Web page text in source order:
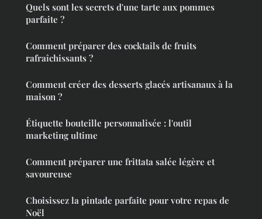
Quels sont les secrets d'une tarte aux pommes
parfaite ?
Comment préparer des cocktails de fruits
rafraîchissants ?
Comment créer des desserts glacés artisanaux à la
maison ?
Étiquette bouteille personnalisée : l'outil
marketing ultime
Comment préparer une frittata salée légère et
savoureuse
Choisissez la pintade parfaite pour votre repas de
Noël